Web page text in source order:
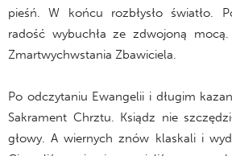
pieśń. W końcu rozbłysło światło.
radość wybuchła ze zdwojoną
Zmartwychwstania Zbawiciela.
Po odczytaniu Ewangelii i długim
Sakrament Chrztu. Ksiądz nie
głowy. A wiernych znów klaskali i